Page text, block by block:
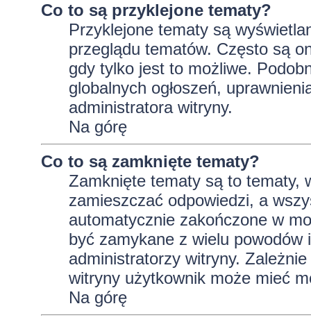
Co to są przyklejone tematy?
Przyklejone tematy są
przeglądu tematów. Często są
gdy tylko jest to możliwe.
globalnych ogłoszeń,
administratora witryny.
Na górę
Co to są zamknięte tematy?
Zamknięte tematy są to tematy,
zamieszczać odpowiedzi, a
automatycznie zakończone w
być zamykane z wielu
administratorzy witryny.
witryny użytkownik może mieć
Na górę